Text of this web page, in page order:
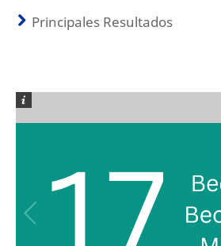
Principales Resultados